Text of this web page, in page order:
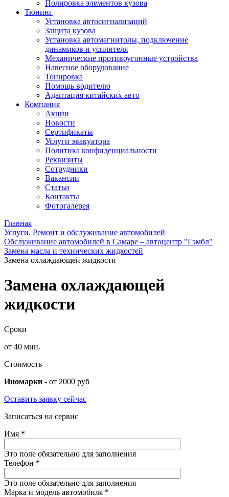
Полировка элементов кузова
Тюнинг
Установка автосигнализаций
Защита кузова
Установка автомагнитолы, подключение
динамиков и усилителя
Механические противоугонные устройства
Навесное оборудование
Тонировка
Помощь водителю
Адаптация китайских авто
Компания
Акции
Новости
Сертификаты
Услуги эвакуатора
Политика конфиденциальности
Реквизиты
Сотрудники
Вакансии
Статьи
Контакты
Фотогалерея
Главная
Услуги. Ремонт и обслуживание автомобилей
Обслуживание автомобилей в Самаре – автоцентр "Гэмбл"
Замена масла и технических жидкостей
Замена охлаждающей жидкости
Замена охлаждающей
жидкости
Сроки
от 40 мин.
Стоимость
Иномарки - от 2000 руб
Оставить заявку сейчас
Записаться на сервис
Имя *
Это поле обязательно для заполнения
Телефон *
Это поле обязательно для заполнения
Марка и модель автомобиля *